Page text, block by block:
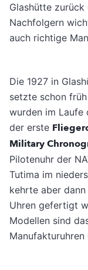
Glashütte
Nachfolgern
auch richtige
Die 1927 in
setzte schon
wurden im Laufe
der erste
Military
Pilotenuhr der
Tutima im
kehrte aber
Uhren gefertigt
Modellen sind